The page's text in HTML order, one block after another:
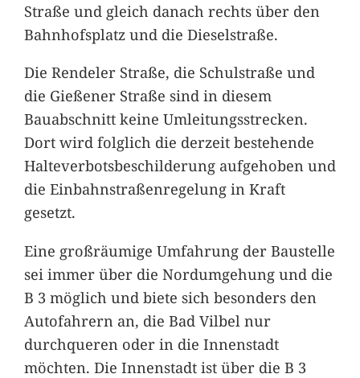
Straße und gleich danach rechts über den
Bahnhofsplatz und die Dieselstraße.
Die Rendeler Straße, die Schulstraße und
die Gießener Straße sind in diesem
Bauabschnitt keine Umleitungsstrecken.
Dort wird folglich die derzeit bestehende
Halteverbotsbeschilderung aufgehoben und
die Einbahnstraßenregelung in Kraft
gesetzt.
Eine großräumige Umfahrung der Baustelle
sei immer über die Nordumgehung und die
B 3 möglich und biete sich besonders den
Autofahrern an, die Bad Vilbel nur
durchqueren oder in die Innenstadt
möchten. Die Innenstadt ist über die B 3